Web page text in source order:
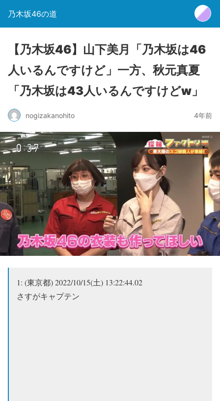
乃木坂46の道
【乃木坂46】山下美月「乃木坂は46
人いるんですけど」一方、秋元真夏
「乃木坂は43人いるんですけどw」
nogizakanohito 4年前
1: (東京都)2022/10/15(土) 13:22:44.02
さすがキャプテン